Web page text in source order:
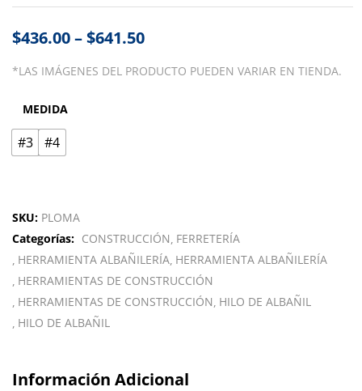
$436.00–$641.50
*LAS IMÁGENES DEL PRODUCTO PUEDEN VARIAR EN TIENDA.
MEDIDA
#3 #4
SKU: PLOMA
Categorías: CONSTRUCCIÓN FERRETERÍA
HERRAMIENTA ALBAÑILERÍA HERRAMIENTA ALBAÑILERÍA
HERRAMIENTAS DE CONSTRUCCIÓN
HERRAMIENTAS DE CONSTRUCCIÓN HILO DE ALBAÑIL
HILO DE ALBAÑIL
Información Adicional